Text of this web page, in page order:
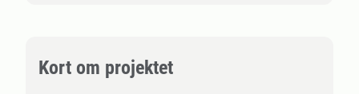
Kort om projektet